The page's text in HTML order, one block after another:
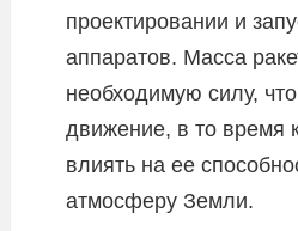
проектировании и
аппаратов. Масса
необходимую силу,
движение, в то время
влиять на ее
атмосферу Земли.